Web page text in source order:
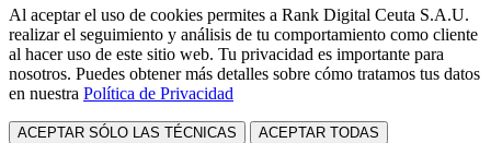
Al aceptar el uso de cookies permites a Rank Digital Ceuta S.A.U.
realizar el seguimiento y análisis de tu comportamiento como cliente
al hacer uso de este sitio web. Tu privacidad es importante para
nosotros. Puedes obtener más detalles sobre cómo tratamos tus datos
en nuestra Política de Privacidad
ACEPTAR SÓLO LAS TÉCNICAS ACEPTAR TODAS